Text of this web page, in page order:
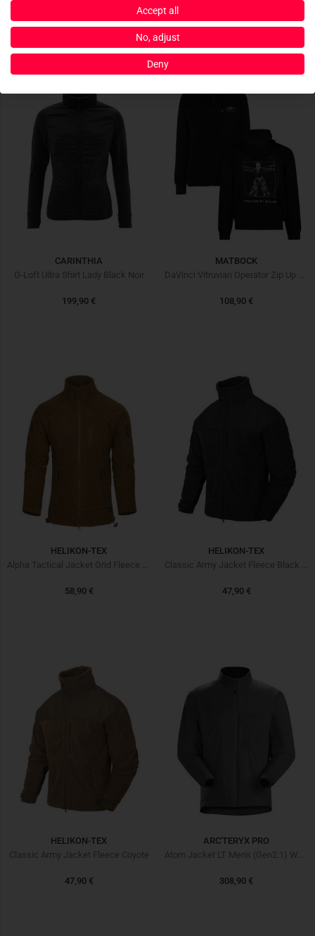
CARINTHIA
G-Loft Ultra Shirt Lady Black Noir
199,90 €
MATBOCK
108,90 €
HELIKON-TEX
58,90 €
HELIKON-TEX
47,90 €
HELIKON-TEX
Classic Army Jacket Fleece Coyote
47,90 €
ARC'TERYX PRO
Atom Jacket LT Men's (Gen2.1) Wolf
308,90 €
Accept all
No, adjust
Deny